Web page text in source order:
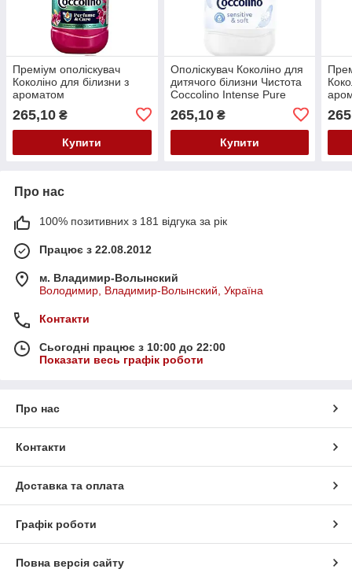
Преміум ополіскувач
Коколіно для білизни з
ароматом
Snapdragon & Patchouli
1250 мл
265,10 ₴
Купити
Ополіскувач Коколіно для
дитячого білизни Чистота
Coccolino Intense Pure
265,10₴
Купити
&
Про нас
100% позитивних з 181 відгука за рік
Працює з 22.08.2012
м. Владимир-Волынский
Володимир, Владимир-Волынский, Україна
Контакти
Сьогодні працює з 10:00 до 22:00
Показати весь графік роботи
Про нас
Контакти
Доставка та оплата
Графік роботи
Повна версія сайту